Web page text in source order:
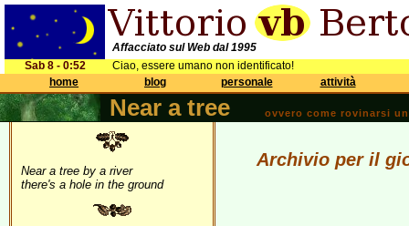
Affacciato sul Web dal 1995
Sab 8 - 0:52
Ciao, essere umano non identificato!
home
blog personale attività
Near a tree ovvero come rovinarsi
Near a tree by a river
there's a hole in the ground
Archivio per il